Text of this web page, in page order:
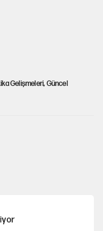
Gelişmeleri, Güncel
gemisine